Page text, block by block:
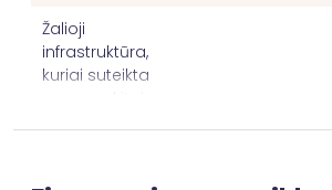
Žalioji
infrastruktūra,
kuriai suteikta